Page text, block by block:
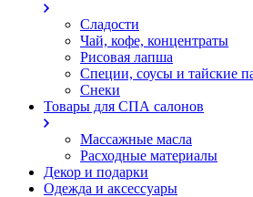
Сладости
Чай, кофе, концентраты
Рисовая лапша
Специи, соусы и тайские
Снеки
Товары для СПА салонов
Массажные масла
Расходные материалы
Декор и подарки
Одежда и аксессуары